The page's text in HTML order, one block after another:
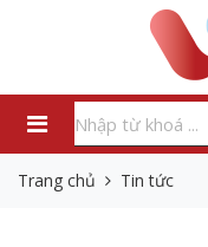
Trang chủ Tin tức